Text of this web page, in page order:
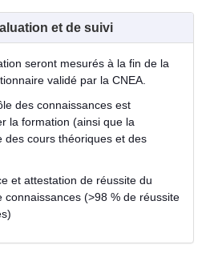
et de suivi
seront mesurés à la fin de la
validé par la CNEA.
des connaissances est
la formation (ainsi que la
des cours théoriques et des
et attestation de réussite du
connaissances (>98 % de réussite